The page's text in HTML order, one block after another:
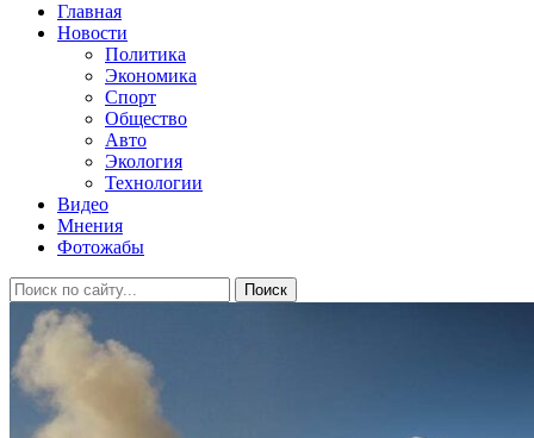
Главная
Новости
Политика
Экономика
Спорт
Общество
Авто
Экология
Технологии
Видео
Мнения
Фотожабы
Поиск